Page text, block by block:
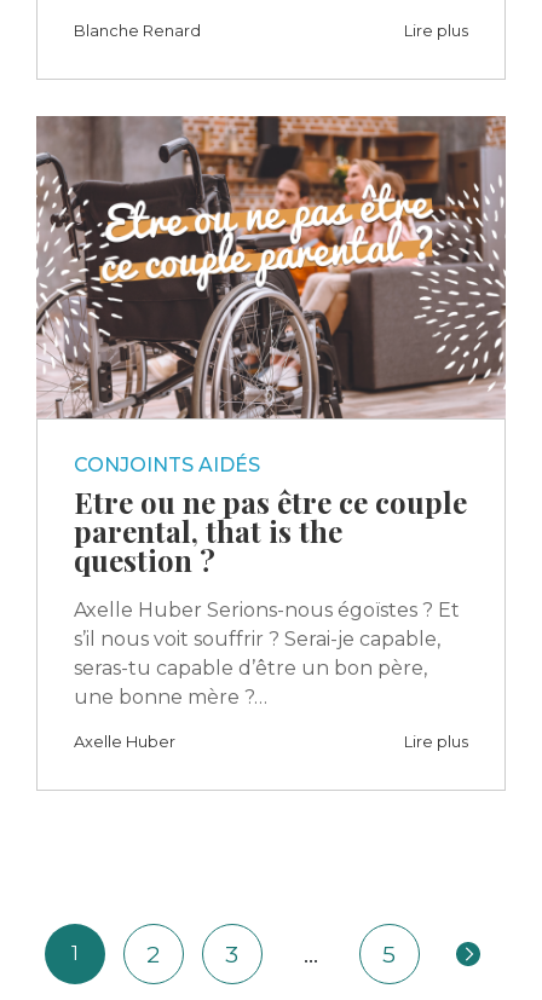
Blanche Renard Lire plus
CONJOINTS AIDÉS
Etre ou ne pas être ce couple
parental, that is the
question ?
Axelle Huber Serions-nous égoïstes ? Et
s’il nous voit souffrir ? Serai-je capable,
seras-tu capable d’être un bon père,
une bonne mère ?…
Axelle Huber Lire plus
1 2 3 … 5